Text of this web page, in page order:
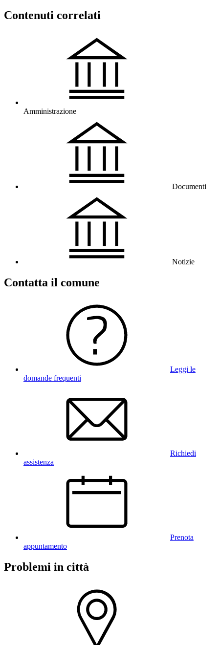
Contenuti correlati
Amministrazione
Documenti
Notizie
Contatta il comune
Leggi le
domande frequenti
Richiedi
assistenza
Prenota
appuntamento
Problemi in città